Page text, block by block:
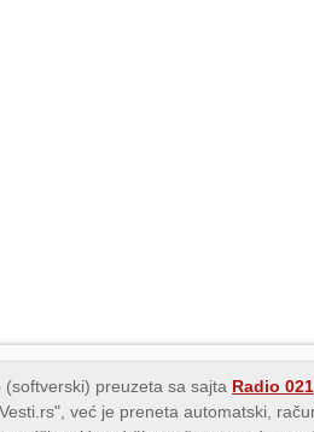
preuzeta sa sajta Radio 021
već je preneta automatski,